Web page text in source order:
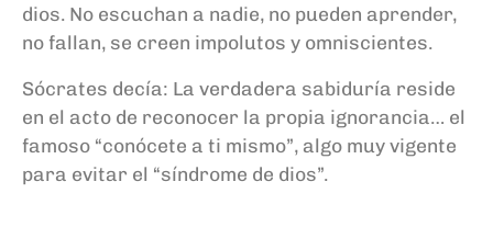
dios. No escuchan a nadie, no pueden aprender,
no fallan, se creen impolutos y omniscientes.
Sócrates decía: La verdadera sabiduría reside
en el acto de reconocer la propia ignorancia… el
famoso “conócete a ti mismo”, algo muy vigente
para evitar el “síndrome de dios”.